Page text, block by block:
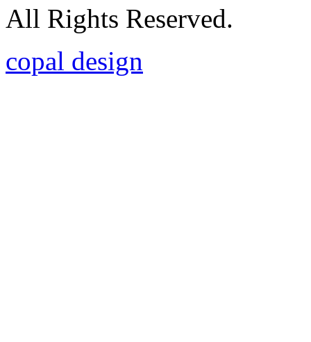
All Rights Reserved.
copal design